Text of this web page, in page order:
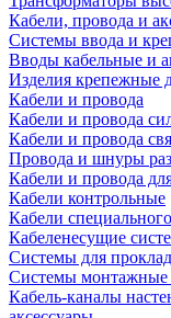
Кабели, провода и
Системы ввода и
Вводы кабельные и
Изделия крепежные
Кабели и провода
Кабели и провода
Кабели и провода
Провода и шнуры
Кабели и провода
Кабели контрольные
Кабели
Кабеленесущие
Системы для
Системы монтажные
Кабель-каналы